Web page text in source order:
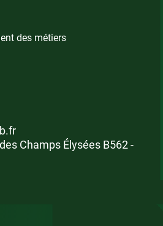
des métiers
Champs Élysées B562 -